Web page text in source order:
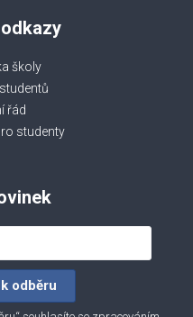
školy
řád
studenty